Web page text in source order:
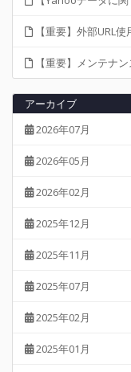
【重要】外部URL
【重要】メンテナ
アーカイブ
2026年07月
2026年05月
2026年02月
2025年12月
2025年11月
2025年07月
2025年02月
2025年01月